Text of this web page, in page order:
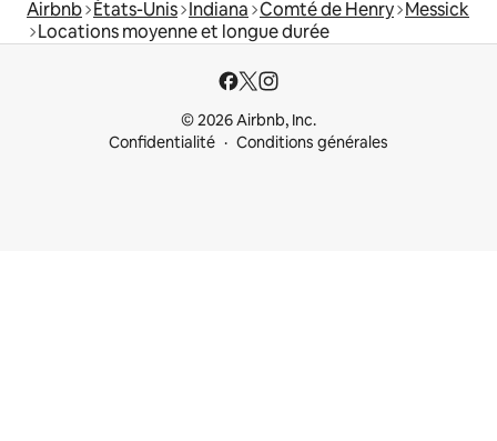
Airbnb États-Unis Indiana Comté de Henry Messick
Locations moyenne et longue durée
© 2026 Airbnb, Inc.
Confidentialité
Conditions générales